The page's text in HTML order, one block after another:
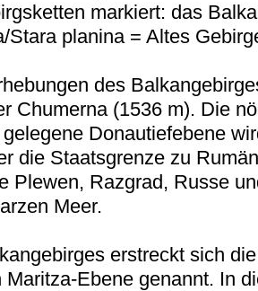
markiert: das
planina = Altes
des
Chumerna (1536 m). Die
Donautiefebene
die Staatsgrenze zu
Plewen, Razgrad, Russe
Meer.
erstreckt sich
Maritza-Ebene genannt. In